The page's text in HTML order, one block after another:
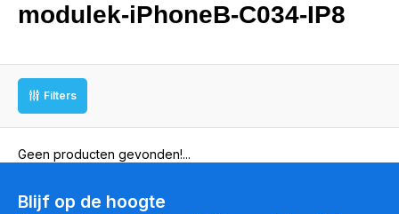
modulek-iPhoneB-C034-IP8
Filters
Geen producten gevonden!...
Blijf op de hoogte